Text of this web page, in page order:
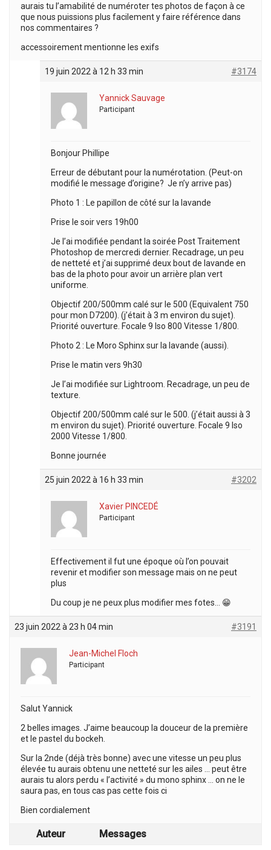
aurais tu l’amabilité de numéroter tes photos de façon à ce
que nous puissions plus facilement y faire référence dans
nos commentaires ?
accessoirement mentionne les exifs
19 juin 2022 à 12 h 33 min #3174
Yannick Sauvage
Participant
Bonjour Phillipe
Erreur de débutant pour la numérotation. (Peut-on
modifié le message d’origine? Je n’y arrive pas)
Photo 1 : Le papillon de côté sur la lavande
Prise le soir vers 19h00
Je l’ai modifiée pendant la soirée Post Traitement
Photoshop de mercredi dernier. Recadrage, un peu
de netteté et j’ai supprimé deux bout de lavande en
bas de la photo pour avoir un arrière plan vert
uniforme.
Objectif 200/500mm calé sur le 500 (Equivalent 750
pour mon D7200). (j’était à 3 m environ du sujet).
Priorité ouverture. Focale 9 Iso 800 Vitesse 1/800.
Photo 2 : Le Moro Sphinx sur la lavande (aussi).
Prise le matin vers 9h30
Je l’ai modifiée sur Lightroom. Recadrage, un peu de
texture.
Objectif 200/500mm calé sur le 500. (j’était aussi à 3
m environ du sujet). Priorité ouverture. Focale 9 Iso
2000 Vitesse 1/800.
Bonne journée
25 juin 2022 à 16 h 33 min #3202
Xavier PINCEDÉ
Participant
Effectivement il fut une époque où l’on pouvait
revenir et modifier son message mais on ne peut
plus
Du coup je ne peux plus modifier mes fotes… 😁
23 juin 2022 à 23 h 04 min #3191
Jean-Michel Floch
Participant
Salut Yannick
2 belles images. J’aime beaucoup la douceur de la première
et le pastel du bockeh.
Sur la 2nde (déjà très bonne) avec une vitesse un peu plus
élevée tu aurais obtenu une netteté sur les ailes … peut être
aurais tu alors perdu « l’activité » du mono sphinx … on ne le
saura pas, en tous cas pas cette fois ci
Bien cordialement
Auteur Messages